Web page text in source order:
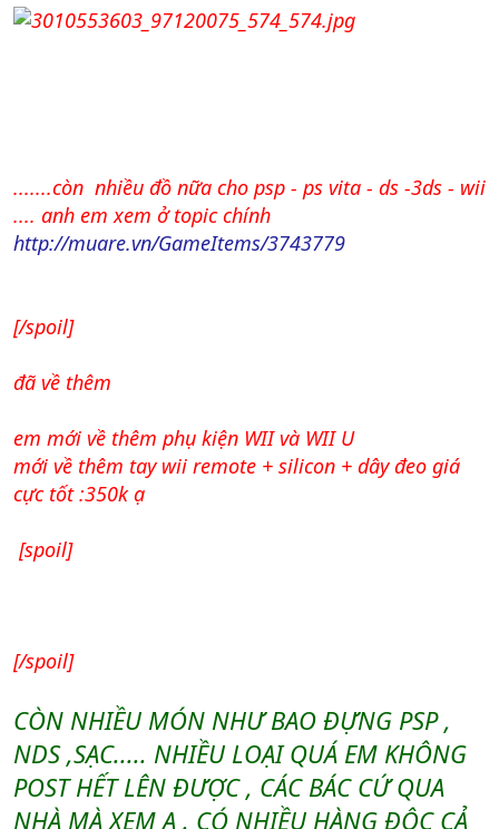
.......còn nhiều đồ nữa cho psp - ps vita - ds -3ds - wii
.... anh em xem ở topic chính
http://muare.vn/GameItems/3743779
[/spoil]
đã về thêm
em mới về thêm phụ kiện WII và WII U
mới về thêm tay wii remote + silicon + dây đeo giá
cực tốt :350k ạ
[spoil]
[/spoil]
CÒN NHIỀU MÓN NHƯ BAO ĐỰNG PSP ,
NDS ,SẠC..... NHIỀU LOẠI QUÁ EM KHÔNG
POST HẾT LÊN ĐƯỢC , CÁC BÁC CỨ QUA
NHÀ MÀ XEM Ạ . CÓ NHIỀU HÀNG ĐỘC CẢ